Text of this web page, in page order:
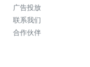
广告投放
联系我们
合作伙伴